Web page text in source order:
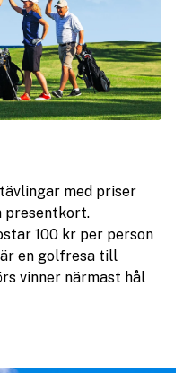
med priser
presentkort.
100 kr per person
en golfresa till
vinner närmast hål